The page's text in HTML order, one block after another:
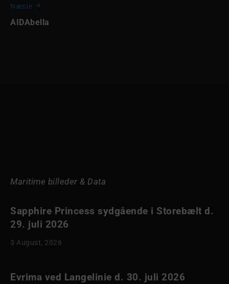
Næste
AIDAbella
Maritime billeder & Data
Sapphire Princess sydgående i Storebælt d.
29. juli 2026
3 August, 2026
Evrima ved Langelinie d. 30. juli 2026